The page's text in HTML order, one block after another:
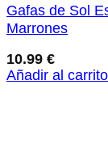
Gafas de Sol
Marrones
10.99 €
Añadir al carrito